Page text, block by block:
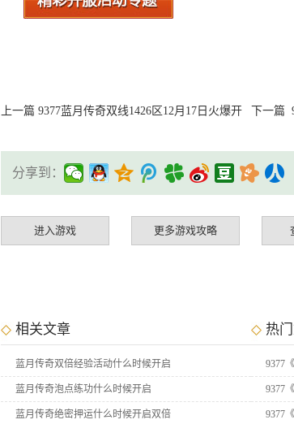
上一篇 9377蓝月传奇双线1426区12月17日火爆开 下一篇
分享到：
进入游戏 更多游戏攻略
相关文章
蓝月传奇双倍经验活动什么时候开启
蓝月传奇泡点练功什么时候开启
蓝月传奇绝密押运什么时候开启双倍
热
9377
9377
抽
9377